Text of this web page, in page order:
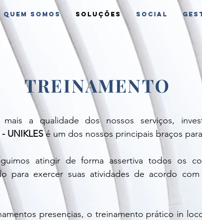
Quem Somos Soluções Social
mais a qualidade dos nossos serviços,
UNIKLESé um dos nossos principais braços
atingir de forma assertiva todos os
para exercer suas atividades de acordo
presencias, o treinamento prático in
TREINAMENTO